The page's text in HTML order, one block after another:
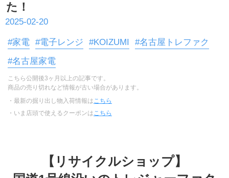
た！
2025-02-20
#家電 #電子レンジ #KOIZUMI
#名古屋トレファク
#名古屋家電
こちら公開後3ヶ月以上の記事です。
商品の売り切れなど情報が古い場合があります。
・最新の掘り出し物入荷情報はこちら
・いま店頭で使えるクーポンはこちら
【リサイクルショップ】